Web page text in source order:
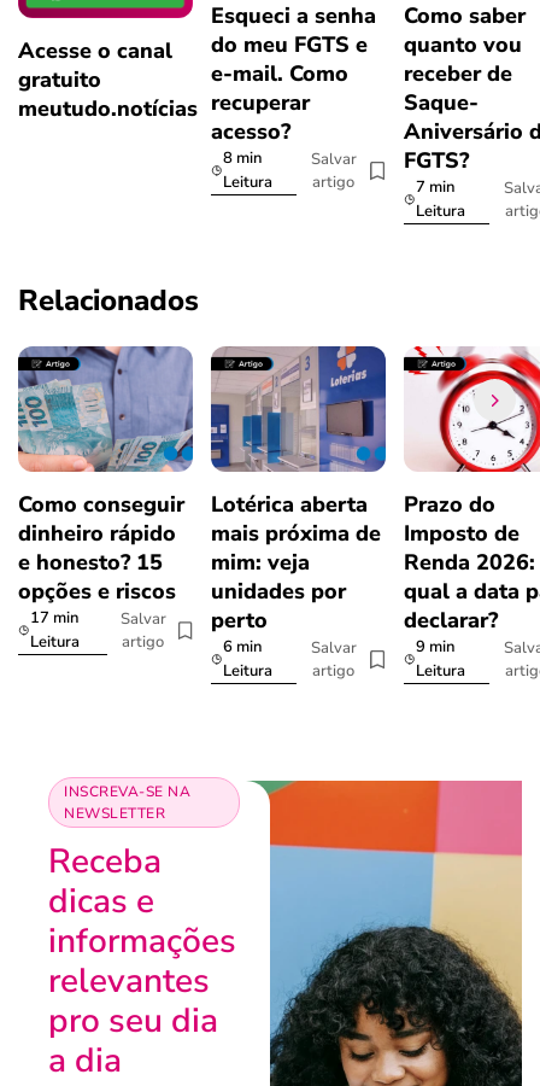
Acesse o canal
gratuito
meutudo.notícias
Esqueci a senha
do meu FGTS e
e-mail. Como
recuperar
acesso?
8 min
Leitura
Salvar
artigo
Como saber
quanto vou
receber de
Saque-
Aniversário
FGTS?
7 min
Leitura
Relacionados
Como conseguir
dinheiro rápido
e honesto? 15
opções e riscos
17 min
Leitura
Salvar
artigo
Lotérica aberta
mais próxima de
mim: veja
unidades por
perto
6 min
Leitura
Salvar
artigo
Prazo do
Imposto de
Renda 2026:
qual a data
declarar?
9 min
Leitura
INSCREVA-SE NA
NEWSLETTER
Receba
dicas e
informações
relevantes
pro seu dia
a dia